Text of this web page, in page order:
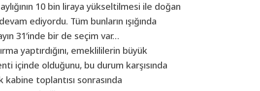
10 bin liraya yükseltilmesi ile doğan
ediyordu. Tüm bunların ışığında
31’inde bir de seçim var…
yaptırdığını, emeklililerin büyük
içinde olduğunu, bu durum karşısında
toplantısı sonrasında